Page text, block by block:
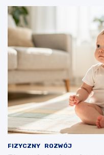
FIZYCZNY ROZWÓJ